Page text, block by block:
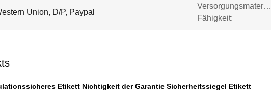
Union, D/P, Paypal
Versorgungsmaterial-
Fähigkeit:
Etikett Nichtigkeit der Garantie Sicherheitssiegel Etikett